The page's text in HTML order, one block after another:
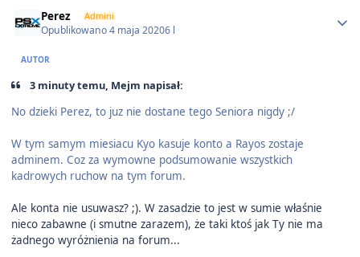
Perez Admini
Opublikowano4 maja 20206 l
AUTOR
3 minuty temu, Mejm napisał:
No dzieki Perez, to juz nie dostane tego Seniora nigdy ;/
W tym samym miesiacu Kyo kasuje konto a Rayos zostaje
adminem. Coz za wymowne podsumowanie wszystkich
kadrowych ruchow na tym forum.
Ale konta nie usuwasz? ;). W zasadzie to jest w sumie właśnie
nieco zabawne (i smutne zarazem), że taki ktoś jak Ty nie ma
żadnego wyróżnienia na forum...